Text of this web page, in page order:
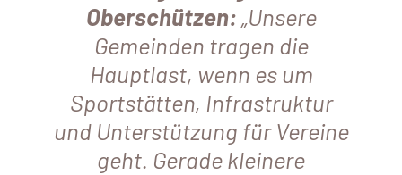
Oberschützen: „Unsere
Gemeinden tragen die
Hauptlast, wenn es um
Sportstätten, Infrastruktur
und Unterstützung für Vereine
geht. Gerade kleinere